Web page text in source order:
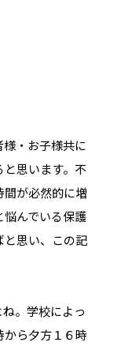
・お子様共に
思います。不
が必然的に増
悩んでいる保護
と思い、この記
。学校によっ
ら夕方１６時